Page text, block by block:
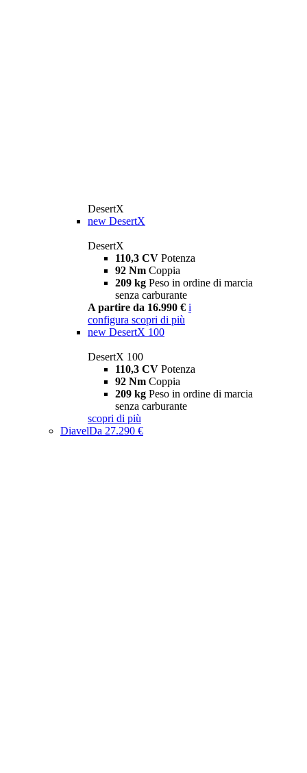
DesertX
new DesertX
DesertX
110,3 CV Potenza
92 Nm Coppia
209 kg Peso in ordine di marcia
senza carburante
A partire da 16.990 € i
configura scopri di più
new DesertX 100
DesertX 100
110,3 CV Potenza
92 Nm Coppia
209 kg Peso in ordine di marcia
senza carburante
scopri di più
DiavelDa 27.290 €